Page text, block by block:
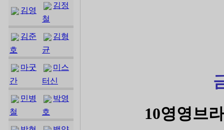
김영
김정
철
김준
호
김형
균
마굿
간
미스
터신
민병
철
박영
호
10영영브